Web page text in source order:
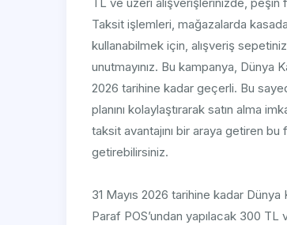
TL ve üzeri alışverişlerinizde, peşin
Taksit işlemleri, mağazalarda
kullanabilmek için, alışveriş
unutmayınız. Bu kampanya, Dünya
2026 tarihine kadar geçerli. Bu
planını kolaylaştırarak satın alma
taksit avantajını bir araya getiren
getirebilirsiniz.
31 Mayıs 2026 tarihine kadar Dünya
Paraf POS’undan yapılacak 300